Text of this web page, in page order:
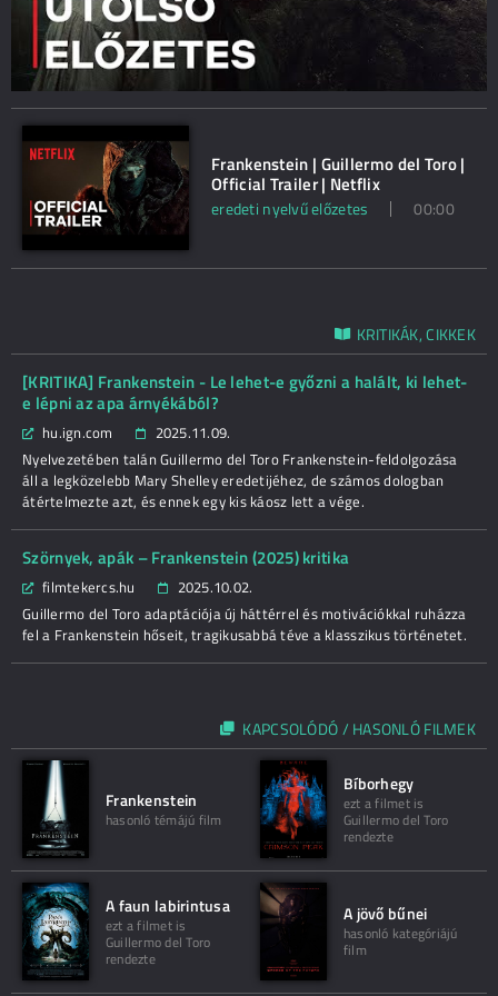
Frankenstein | Guillermo del Toro |
Official Trailer | Netflix
eredeti nyelvű előzetes 00:00
KRITIKÁK, CIKKEK
[KRITIKA] Frankenstein - Le lehet-e győzni a halált, ki lehet-
e lépni az apa árnyékából?
hu.ign.com
2025.11.09.
Nyelvezetében talán Guillermo del Toro Frankenstein-feldolgozása
áll a legközelebb Mary Shelley eredetijéhez, de számos dologban
átértelmezte azt, és ennek egy kis káosz lett a vége.
Szörnyek, apák – Frankenstein (2025) kritika
filmtekercs.hu
2025.10.02.
Guillermo del Toro adaptációja új háttérrel és motivációkkal ruházza
fel a Frankenstein hőseit, tragikusabbá téve a klasszikus történetet.
KAPCSOLÓDÓ / HASONLÓ FILMEK
Frankenstein
hasonló témájú film
Bíborhegy
ezt a filmet is
Guillermo del Toro
rendezte
A faun labirintusa
ezt a filmet is
Guillermo del Toro
rendezte
A jövő bűnei
hasonló kategóriájú
film